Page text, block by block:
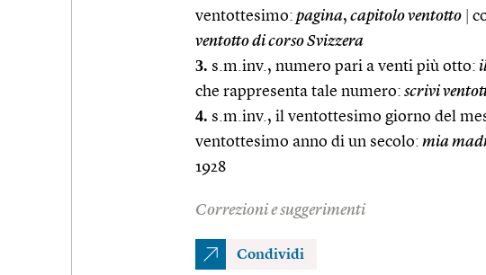
ventottesimo: pagina, capitolo ventotto
ventotto di corso Svizzera
3. s.m.inv., numero pari a venti più otto:
che rappresenta tale numero: scrivi
4. s.m.inv., il ventottesimo giorno del
ventottesimo anno di un secolo: mia
1928
Correzioni e suggerimenti
Condividi